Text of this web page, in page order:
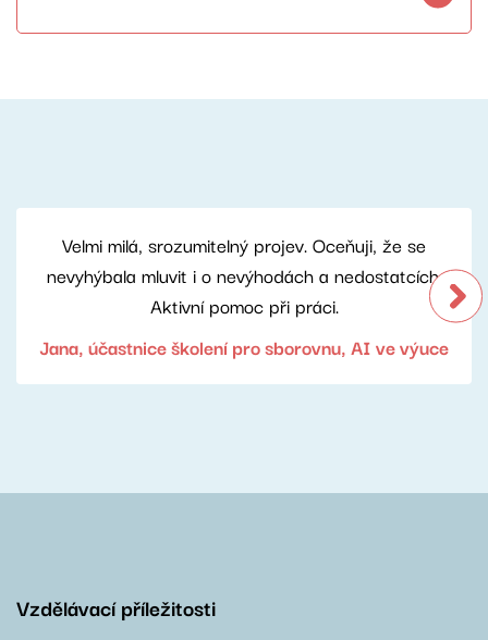
Velmi milá, srozumitelný projev. Oceňuji, že se
nevyhýbala mluvit i o nevýhodách a nedostatcích.
Aktivní pomoc při práci.
Jana, účastnice školení pro sborovnu, AI ve výuce
Vzdělávací příležitosti